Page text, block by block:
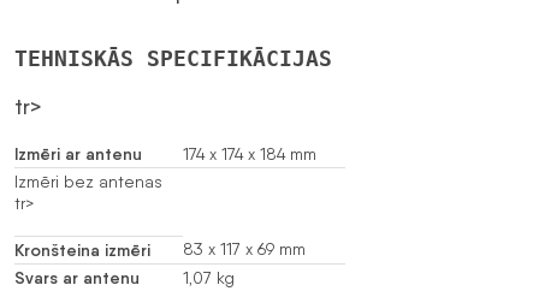
TEHNISKĀS SPECIFIKĀCIJAS
tr>
Izmēri ar antenu
174 x 174 x 184 mm
Izmēri bez antenas
tr>
Kronšteina izmēri 83 x 117 x 69 mm
Svars ar antenu 1,07 kg